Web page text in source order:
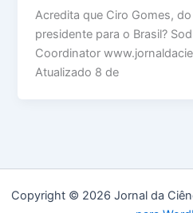
Acredita que Ciro Gomes,
presidente para o Brasil?
Coordinator
Atualizado 8 de
Copyright © 2026 Jornal da